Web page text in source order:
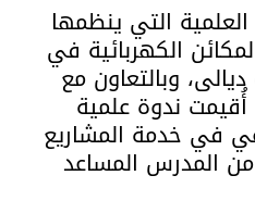
التي ينظمها
الكهربائية في
وبالتعاون مع
أُقيمت ندوة علمية
في خدمة المشاريع
المدرس المساعد